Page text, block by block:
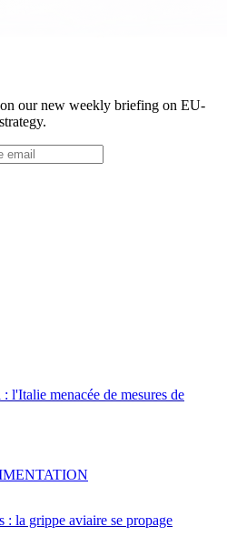
our new weekly briefing on EU-
l'Italie menacée de mesures de
: la grippe aviaire se propage